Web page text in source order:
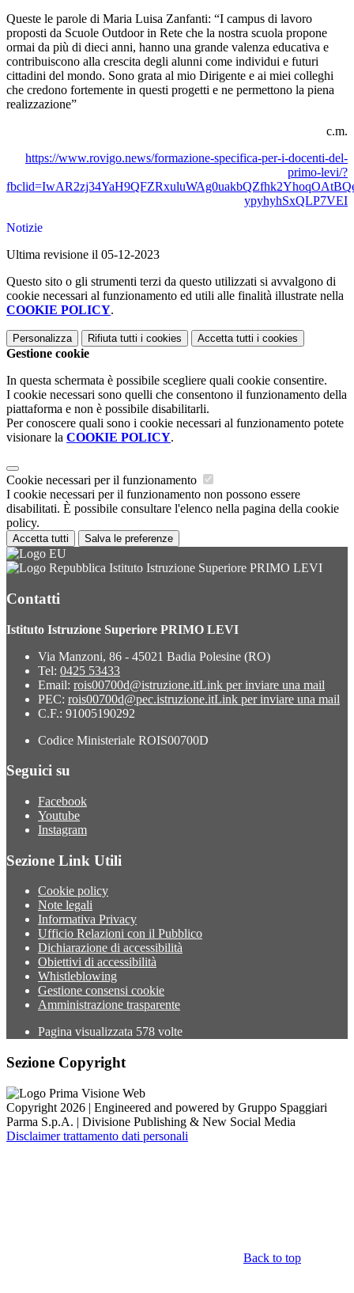
Queste le parole di Maria Luisa Zanfanti: “I campus di lavoro
proposti da Scuole Outdoor in Rete che la nostra scuola propone
ormai da più di dieci anni, hanno una grande valenza educativa e
contribuiscono alla crescita degli alunni come individui e futuri
cittadini del mondo. Sono grata al mio Dirigente e ai miei colleghi
che credono fortemente in questi progetti e ne permettono la piena
realizzazione”
c.m.
https://www.rovigo.news/formazione-specifica-per-i-docenti-del-
primo-levi/?
ypyhyhSxQLP7VEI
Notizie
Ultima revisione il 05-12-2023
Questo sito o gli strumenti terzi da questo utilizzati si avvalgono di
cookie necessari al funzionamento ed utili alle finalità illustrate nella
COOKIE POLICY.
Personalizza Rifiuta tutti i cookies Accetta tutti i cookies
Gestione cookie
In questa schermata è possibile scegliere quali cookie consentire.
I cookie necessari sono quelli che consentono il funzionamento della
piattaforma e non è possibile disabilitarli.
Per conoscere quali sono i cookie necessari al funzionamento potete
visionare la COOKIE POLICY.
Cookie necessari per il funzionamento
I cookie necessari per il funzionamento non possono essere
disabilitati. È possibile consultare l'elenco nella pagina della cookie
policy.
Accetta tutti Salva le preferenze
Istituto Istruzione Superiore PRIMO LEVI
Contatti
Istituto Istruzione Superiore PRIMO LEVI
Via Manzoni, 86 - 45021 Badia Polesine (RO)
Tel: 0425 53433
Email: rois00700d@istruzione.itLink per inviare una mail
PEC: rois00700d@pec.istruzione.itLink per inviare una mail
C.F.: 91005190292
Codice Ministeriale ROIS00700D
Seguici su
Facebook
Youtube
Instagram
Sezione Link Utili
Cookie policy
Note legali
Informativa Privacy
Ufficio Relazioni con il Pubblico
Dichiarazione di accessibilità
Obiettivi di accessibilità
Whistleblowing
Gestione consensi cookie
Amministrazione trasparente
Pagina visualizzata 578 volte
Sezione Copyright
Copyright 2026 | Engineered and powered by Gruppo Spaggiari
Parma S.p.A. | Divisione Publishing & New Social Media
Disclaimer trattamento dati personali
Back to top